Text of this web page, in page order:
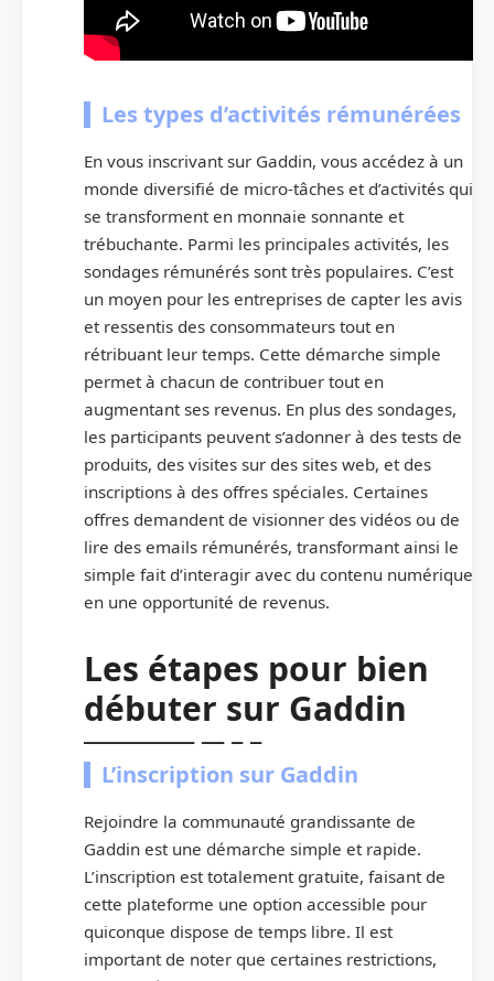
Les types d’activités rémunérées
En vous inscrivant sur Gaddin, vous accédez à un
monde diversifié de micro-tâches et d’activités qui
se transforment en monnaie sonnante et
trébuchante. Parmi les principales activités, les
sondages rémunérés sont très populaires. C’est
un moyen pour les entreprises de capter les avis
et ressentis des consommateurs tout en
rétribuant leur temps. Cette démarche simple
permet à chacun de contribuer tout en
augmentant ses revenus. En plus des sondages,
les participants peuvent s’adonner à des tests de
produits, des visites sur des sites web, et des
inscriptions à des offres spéciales. Certaines
offres demandent de visionner des vidéos ou de
lire des emails rémunérés, transformant ainsi le
simple fait d’interagir avec du contenu numérique
en une opportunité de revenus.
Les étapes pour bien
débuter sur Gaddin
L’inscription sur Gaddin
Rejoindre la communauté grandissante de
Gaddin est une démarche simple et rapide.
L’inscription est totalement gratuite, faisant de
cette plateforme une option accessible pour
quiconque dispose de temps libre. Il est
important de noter que certaines restrictions,